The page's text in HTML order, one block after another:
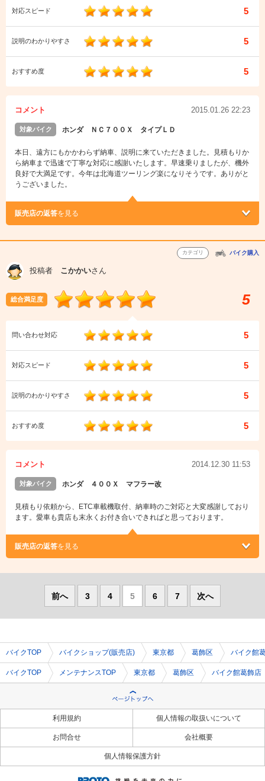
対応スピード 5
説明のわかりやすさ 5
おすすめ度 5
コメント 2015.01.26 22:23
対象バイク ホンダ ＮＣ７００Ｘ タイプＬＤ
本日、遠方にもかかわらず納車、説明に来ていただきました。見積もりか
ら納車まで迅速で丁寧な対応に感謝いたします。早速乗りましたが、機外
良好で大満足です。今年は北海道ツーリング楽になりそうです。ありがと
うございました。
販売店の返答を見る
カテゴリ バイク購入
投稿者 こかかいさん
総合満足度 5
問い合わせ対応 5
対応スピード 5
説明のわかりやすさ 5
おすすめ度 5
コメント 2014.12.30 11:53
対象バイク ホンダ ４００Ｘ マフラー改
見積もり依頼から、ETC車載機取付、納車時のご対応と大変感謝しており
ます。愛車も貴店も末永くお付き合いできればと思っております。
販売店の返答を見る
前へ 3 4 5 6 7 次へ
バイクTOP バイクショップ(販売店) 東京都 葛飾区 バイク館
バイクTOP メンテナンスTOP 東京都 葛飾区 バイク館葛飾店
利用規約 個人情報の取扱いについて
お問合せ 会社概要
個人情報保護方針